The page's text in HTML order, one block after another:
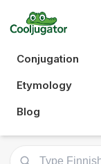
Conjugation
Etymology
Blog